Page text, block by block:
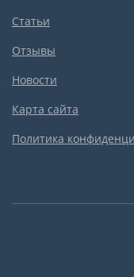
Статьи
Отзывы
Новости
Карта сайта
Политика